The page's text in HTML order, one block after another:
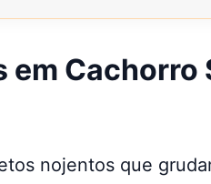
em Cachorro
nojentos que